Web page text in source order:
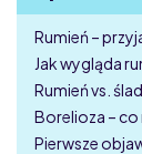
Rumień –
Jak wygląda
Rumień vs.
Borelioza – co
Pierwsze